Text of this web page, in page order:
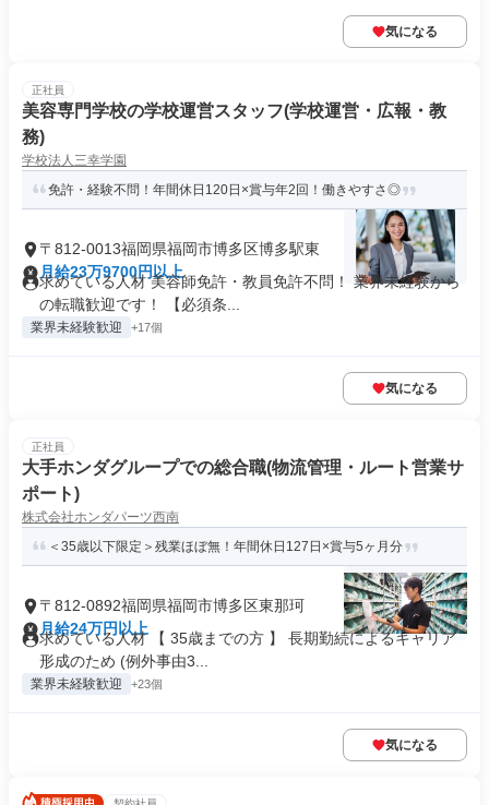
気になる
正社員
美容専門学校の学校運営スタッフ(学校運営・広報・教
務)
学校法人三幸学園
免許・経験不問！年間休日120日×賞与年2回！働きやすさ◎
〒812-0013福岡県福岡市博多区博多駅東
月給23万9700円以上
求めている人材 美容師免許・教員免許不問！ 業界未経験から
の転職歓迎です！ 【必須条...
業界未経験歓迎 +17個
気になる
正社員
大手ホンダグループでの総合職(物流管理・ルート営業サ
ポート)
株式会社ホンダパーツ西南
＜35歳以下限定＞残業ほぼ無！年間休日127日×賞与5ヶ月分
〒812-0892福岡県福岡市博多区東那珂
月給24万円以上
求めている人材 【 35歳までの方 】 長期勤続によるキャリア
形成のため (例外事由3...
業界未経験歓迎 +23個
気になる